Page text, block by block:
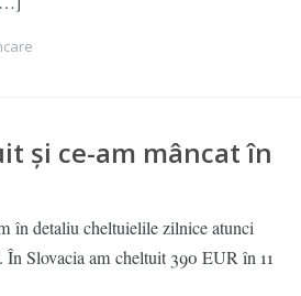
și ce-am mâncat în
în detaliu cheltuielile zilnice atunci
Slovacia am cheltuit 390 EUR în 11